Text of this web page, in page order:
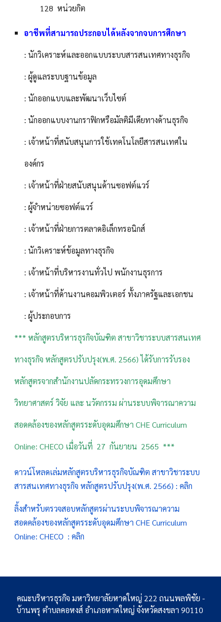
128 หน่วยกิต
อาชีพที่สามารถประกอบได้หลังจากจบการศึกษา
: นักวิเคราะห์และออกแบบระบบสารสนเทศทางธุรกิจ
: ผู้ดูแลระบบฐานข้อมูล
: นักออกแบบและพัฒนาเว็บไซต์
: นักออกแบบงานกราฟิกหรือมัลติมีเดียทางด้านธุรกิจ
: เจ้าหน้าที่สนับสนุนการใช้เทคโนโลยีสารสนเทศใน
องค์กร
: เจ้าหน้าที่ฝ่ายสนับสนุนด้านซอฟต์แวร์
: ผู้จำหน่ายซอฟต์แวร์
: เจ้าหน้าที่ฝ่ายการตลาดอิเล็กทรอนิกส์
: นักวิเคราะห์ข้อมูลทางธุรกิจ
: เจ้าหน้าที่บริหารงานทั่วไป พนักงานธุรการ
: เจ้าหน้าที่ด้านงานคอมพิวเตอร์ ทั้งภาครัฐและเอกชน
: ผู้ประกอบการ
*** หลักสูตรบริหารธุรกิจบัณฑิต สาขาวิชาระบบสารสนเทศ
ทางธุรกิจ หลักสูตรปรับปรุง(พ.ศ. 2566) ได้รับการรับรอง
หลักสูตรจากสำนักงานปลัดกระทรวงการอุดมศึกษา
วิทยาศาสตร์ วิจัย และ นวัตกรรม ผ่านระบบพิจารณาความ
สอดคล้องของหลักสูตรระดับอุดมศึกษา CHE Curriculum
Online: CHECO เมื่อวันที่ 27 กันยายน 2565 ***
ดาวน์โหลดเล่มหลักสูตรบริหารธุรกิจบัณฑิต สาขาวิชาระบบ
สารสนเทศทางธุรกิจ หลักสูตรปรับปรุง(พ.ศ. 2566) : คลิก
ลิ้งสำหรับตรวจสอบหลักสูตรผ่านระบบพิจารณาความ
สอดคล้องของหลักสูตรระดับอุดมศึกษา CHE Curriculum
Online: CHECO : คลิก
คณะบริหารธุรกิจ มหาวิทยาลัยหาดใหญ่ 222 ถนนพลพิชัย -
บ้านพรุ ตำบลคอหงส์ อำเภอหาดใหญ่ จังหวัดสงขลา 90110